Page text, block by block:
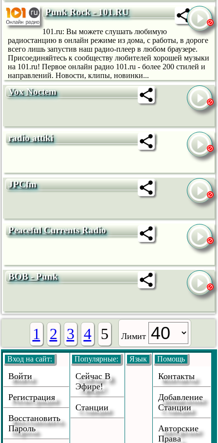
Punk Rock - 101.RU
101.ru: Вы можете слушать любимую
радиостанцию в онлайн режиме из дома, с работы, в дороге
всего лишь запустив наш радио-плеер в любом браузере.
Присоединяйтесь к сообществу любителей хорошей музыки
на 101.ru! Первое онлайн радио 101.ru - более 200 стилей и
направлений. Новости, клипы, новинки...
Vox Noctem
radio attiki
JPCfm
Peaceful Currents Radio
BOB - Punk
1 2 3 4 5 Лимит
Вход на сайт:
Войти
Регистрация
Восстановить
Пароль
Популярные:
Сейчас В
Эфире!
Станции
Язык Помощь
Контакты
Добавление
Станции
Авторские
Права